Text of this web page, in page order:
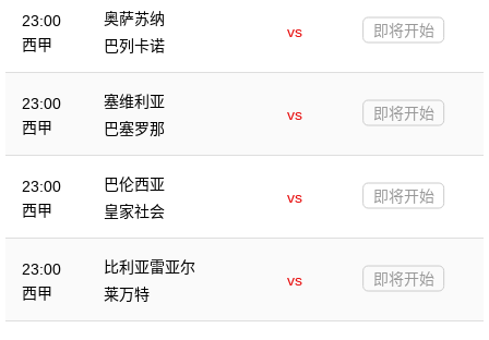
23:00
西甲
奥萨苏纳
vs
巴列卡诺
即将开始
23:00
西甲
塞维利亚
vs
巴塞罗那
即将开始
23:00
西甲
巴伦西亚
vs
皇家社会
即将开始
23:00
西甲
比利亚雷亚尔
vs
莱万特
即将开始